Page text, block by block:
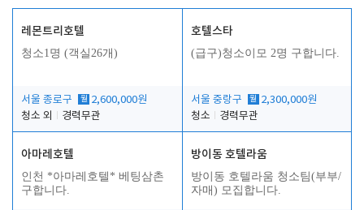
레몬트리호텔
청소1명 (객실26개)
서울 종로구 월 2,600,000원
청소 외
경력무관
호텔스타
(급구)청소이모 2명 구합니다.
서울 중랑구 월 2,300,000원
청소
경력무관
아마레호텔
인천 *아마레호텔* 베팅삼촌
구합니다.
방이동 호텔라움
방이동 호텔라움 청소팀(부부/
자매) 모집합니다.